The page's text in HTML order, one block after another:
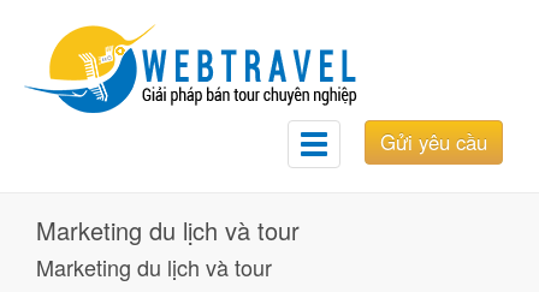
Gửi yêu cầu
Toggle
navigation
Marketing du lịch và tour
Marketing du lịch và tour